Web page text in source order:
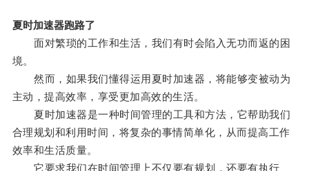
夏时加速器跑路了
面对繁琐的工作和生活，我们有时会陷入无功而返的困
境。
然而，如果我们懂得运用夏时加速器，将能够变被动为
主动，提高效率，享受更加高效的生活。
夏时加速器是一种时间管理的工具和方法，它帮助我们
合理规划和利用时间，将复杂的事情简单化，从而提高工作
效率和生活质量。
它要求我们在时间管理上不仅要有规划，还要有执行